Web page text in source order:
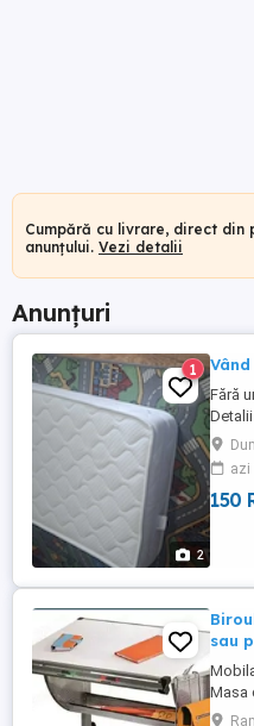
Cumpără cu livrare, direct din
anunțului. Vezi detalii
Anunțuri
2
1
Fără
ridica
azi
150
sau
Masa